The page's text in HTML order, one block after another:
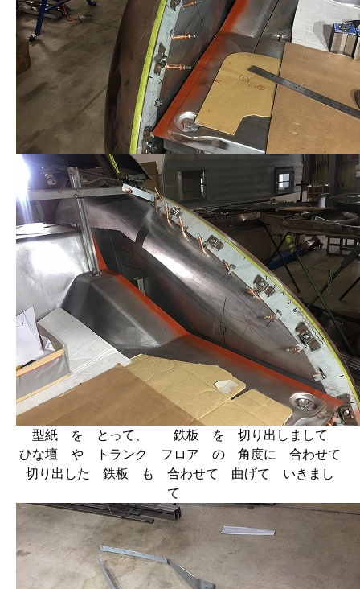
型紙 を とって、 鉄板 を 切り出しまして
ひな壇 や トランク フロア の 角度に 合わせて
切り出した 鉄板 も 合わせて 曲げて いきまし
て